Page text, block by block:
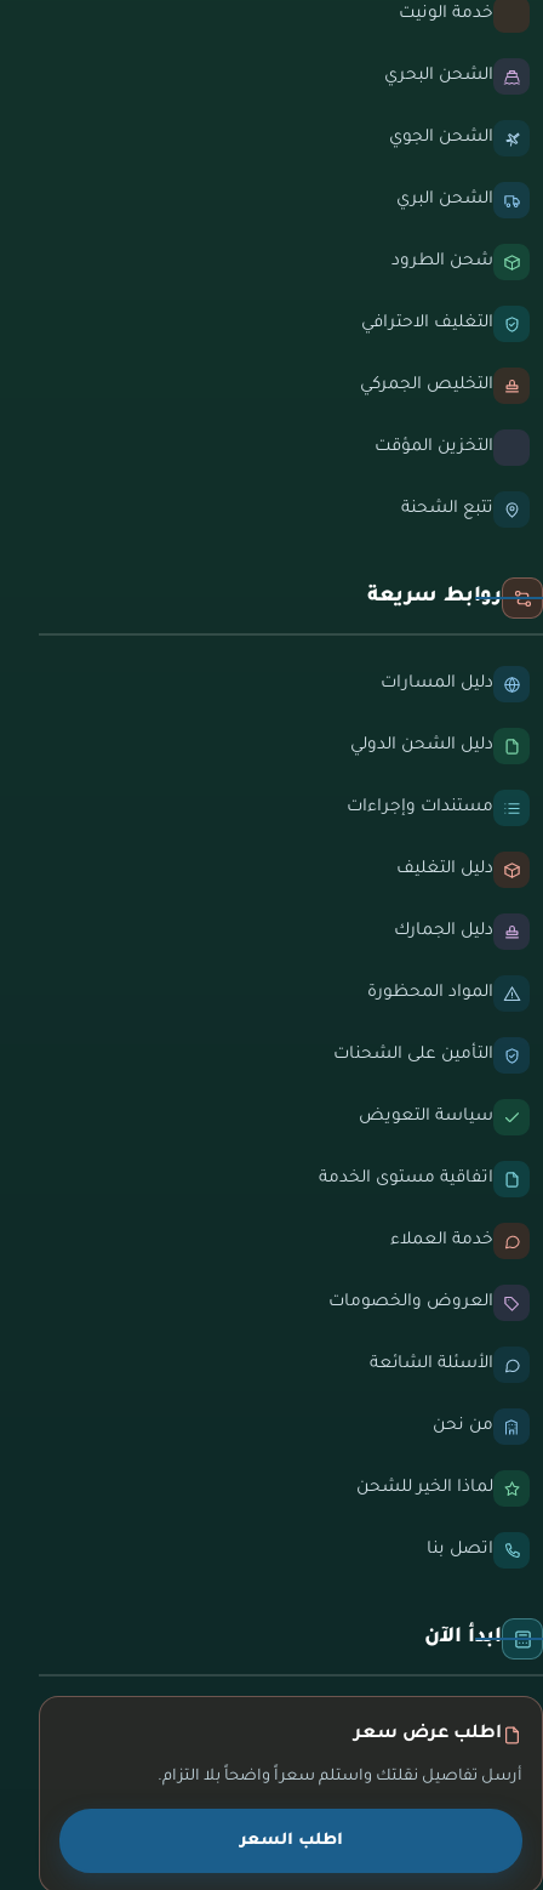
خدمة الونيت
الشحن البحري
الشحن الجوي
الشحن البري
شحن الطرود
التغليف الاحترافي
التخليص الجمركي
التخزين المؤقت
تتبع الشحنة
روابط سريعة
دليل المسارات
دليل الشحن الدولي
مستندات وإجراءات
دليل التغليف
دليل الجمارك
المواد المحظورة
التأمين على الشحنات
سياسة التعويض
اتفاقية مستوى الخدمة
خدمة العملاء
العروض والخصومات
الأسئلة الشائعة
من نحن
لماذا الخير للشحن
اتصل بنا
ابدأ الآن
اطلب عرض سعر
أرسل تفاصيل نقلتك واستلم سعراً واضحاً بلا التزام.
اطلب السعر